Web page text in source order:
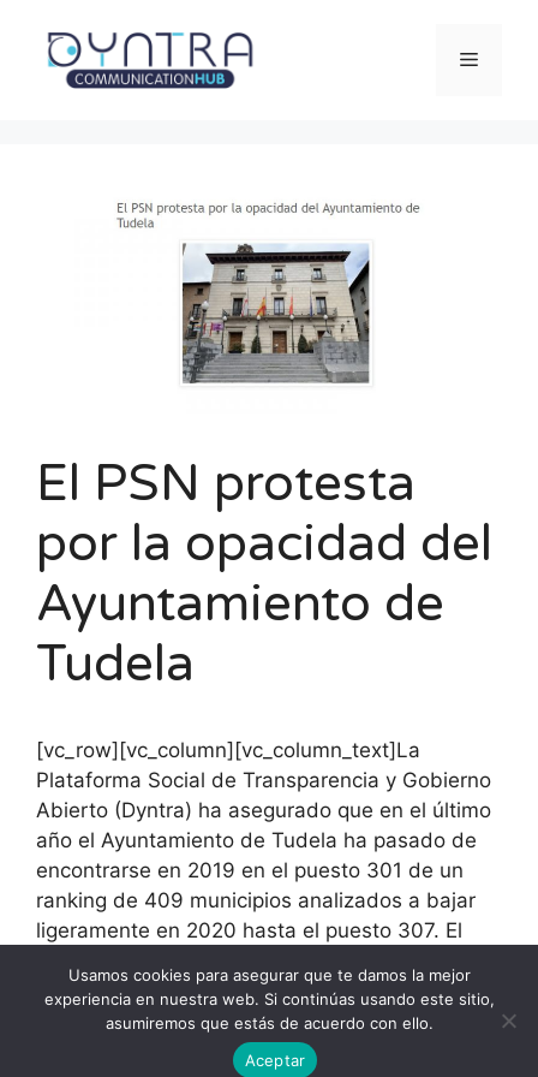
contenido
Menú
El PSN protesta
por la opacidad del
Ayuntamiento de
Tudela
[vc_row][vc_column][vc_column_text]La
Plataforma Social de Transparencia y Gobierno
Abierto (Dyntra) ha asegurado que en el último
año el Ayuntamiento de Tudela ha pasado de
encontrarse en 2019 en el puesto 301 de un
ranking de 409 municipios analizados a bajar
ligeramente en 2020 hasta el puesto 307. El
cayó del 29,01% al 28,4%.[/vc_column_text]
[/vc_column][/vc_row]
Usamos cookies para asegurar que te damos la mejor
experiencia en nuestra web. Si continúas usando este sitio,
asumiremos que estás de acuerdo con ello.
Aceptar